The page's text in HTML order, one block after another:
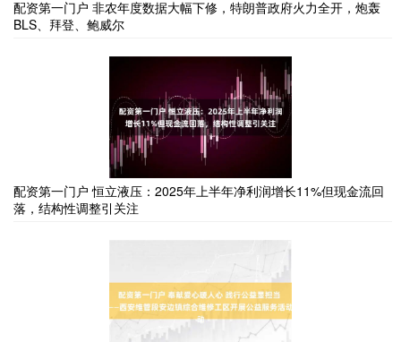
配资第一门户 非农年度数据大幅下修，特朗普政府火力全开，炮轰
BLS、拜登、鲍威尔
配资第一门户 恒立液压：2025年上半年净利润增长11%但现金流回
落，结构性调整引关注